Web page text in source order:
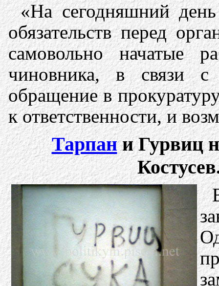
«На сегодняшний
обязательств перед
самовольно начатые
чиновника, в связи с
обращение в
к ответственности, и
Тарпани Гурвиц